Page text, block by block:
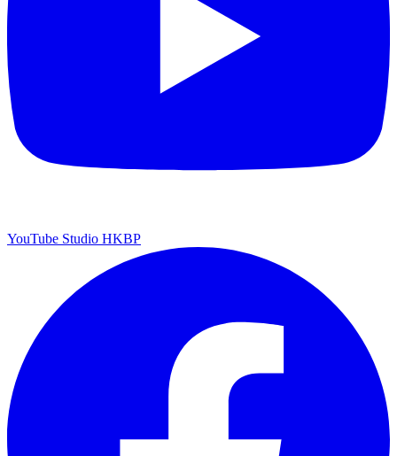
YouTube Studio HKBP